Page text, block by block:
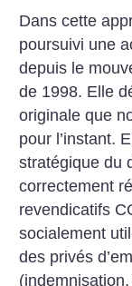
Dans cette
poursuivi une
depuis le
de 1998. Elle
originale que
pour l’instant.
stratégique du
correctement
revendicatifs
socialement
des privés